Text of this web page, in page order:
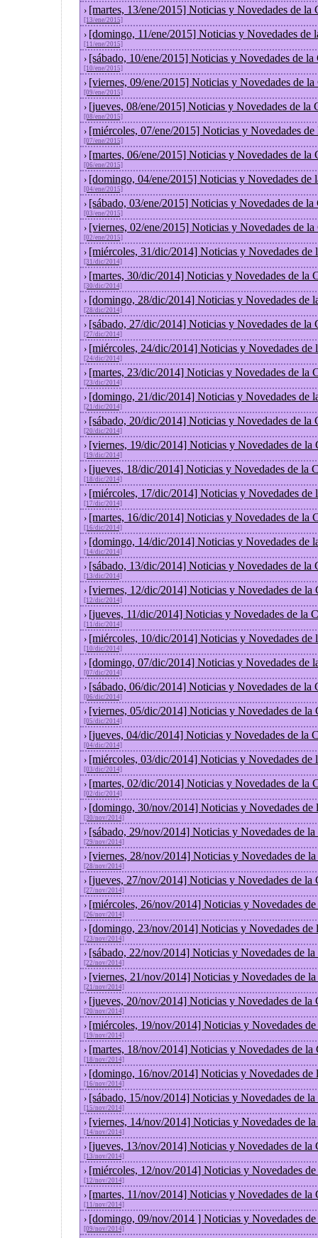
› [martes, 13/ene/2015] Noticias y Novedades de la
[13/ene/2015]
› [domingo, 11/ene/2015] Noticias y Novedades de
[11/ene/2015]
› [sábado, 10/ene/2015] Noticias y Novedades de la
[10/ene/2015]
› [viernes, 09/ene/2015] Noticias y Novedades de
[09/ene/2015]
› [jueves, 08/ene/2015] Noticias y Novedades de la
[08/ene/2015]
› [miércoles, 07/ene/2015] Noticias y Novedades
[07/ene/2015]
› [martes, 06/ene/2015] Noticias y Novedades de la
[06/ene/2015]
› [domingo, 04/ene/2015] Noticias y Novedades de
[04/ene/2015]
› [sábado, 03/ene/2015] Noticias y Novedades de la
[03/ene/2015]
› [viernes, 02/ene/2015] Noticias y Novedades de
[02/ene/2015]
› [miércoles, 31/dic/2014] Noticias y Novedades de
[31/dic/2014]
› [martes, 30/dic/2014] Noticias y Novedades de la
[30/dic/2014]
› [domingo, 28/dic/2014] Noticias y Novedades de
[28/dic/2014]
› [sábado, 27/dic/2014] Noticias y Novedades de la
[27/dic/2014]
› [miércoles, 24/dic/2014] Noticias y Novedades de
[24/dic/2014]
› [martes, 23/dic/2014] Noticias y Novedades de la
[23/dic/2014]
› [domingo, 21/dic/2014] Noticias y Novedades de
[21/dic/2014]
› [sábado, 20/dic/2014] Noticias y Novedades de la
[20/dic/2014]
› [viernes, 19/dic/2014] Noticias y Novedades de la
[19/dic/2014]
› [jueves, 18/dic/2014] Noticias y Novedades de la
[18/dic/2014]
› [miércoles, 17/dic/2014] Noticias y Novedades de
[17/dic/2014]
› [martes, 16/dic/2014] Noticias y Novedades de la
[16/dic/2014]
› [domingo, 14/dic/2014] Noticias y Novedades de
[14/dic/2014]
› [sábado, 13/dic/2014] Noticias y Novedades de la
[13/dic/2014]
› [viernes, 12/dic/2014] Noticias y Novedades de la
[12/dic/2014]
› [jueves, 11/dic/2014] Noticias y Novedades de la
[11/dic/2014]
› [miércoles, 10/dic/2014] Noticias y Novedades de
[10/dic/2014]
› [domingo, 07/dic/2014] Noticias y Novedades de
[07/dic/2014]
› [sábado, 06/dic/2014] Noticias y Novedades de la
[06/dic/2014]
› [viernes, 05/dic/2014] Noticias y Novedades de la
[05/dic/2014]
› [jueves, 04/dic/2014] Noticias y Novedades de la
[04/dic/2014]
› [miércoles, 03/dic/2014] Noticias y Novedades de
[03/dic/2014]
› [martes, 02/dic/2014] Noticias y Novedades de la
[02/dic/2014]
› [domingo, 30/nov/2014] Noticias y Novedades de
[30/nov/2014]
› [sábado, 29/nov/2014] Noticias y Novedades de
[29/nov/2014]
› [viernes, 28/nov/2014] Noticias y Novedades de
[28/nov/2014]
› [jueves, 27/nov/2014] Noticias y Novedades de la
[27/nov/2014]
› [miércoles, 26/nov/2014] Noticias y Novedades
[26/nov/2014]
› [domingo, 23/nov/2014] Noticias y Novedades de
[23/nov/2014]
› [sábado, 22/nov/2014] Noticias y Novedades de
[22/nov/2014]
› [viernes, 21/nov/2014] Noticias y Novedades de
[21/nov/2014]
› [jueves, 20/nov/2014] Noticias y Novedades de la
[20/nov/2014]
› [miércoles, 19/nov/2014] Noticias y Novedades
[19/nov/2014]
› [martes, 18/nov/2014] Noticias y Novedades de la
[18/nov/2014]
› [domingo, 16/nov/2014] Noticias y Novedades de
[16/nov/2014]
› [sábado, 15/nov/2014] Noticias y Novedades de
[15/nov/2014]
› [viernes, 14/nov/2014] Noticias y Novedades de
[14/nov/2014]
› [jueves, 13/nov/2014] Noticias y Novedades de la
[13/nov/2014]
› [miércoles, 12/nov/2014] Noticias y Novedades
[12/nov/2014]
› [martes, 11/nov/2014] Noticias y Novedades de la
[11/nov/2014]
› [domingo, 09/nov/2014 ] Noticias y Novedades
[09/nov/2014]